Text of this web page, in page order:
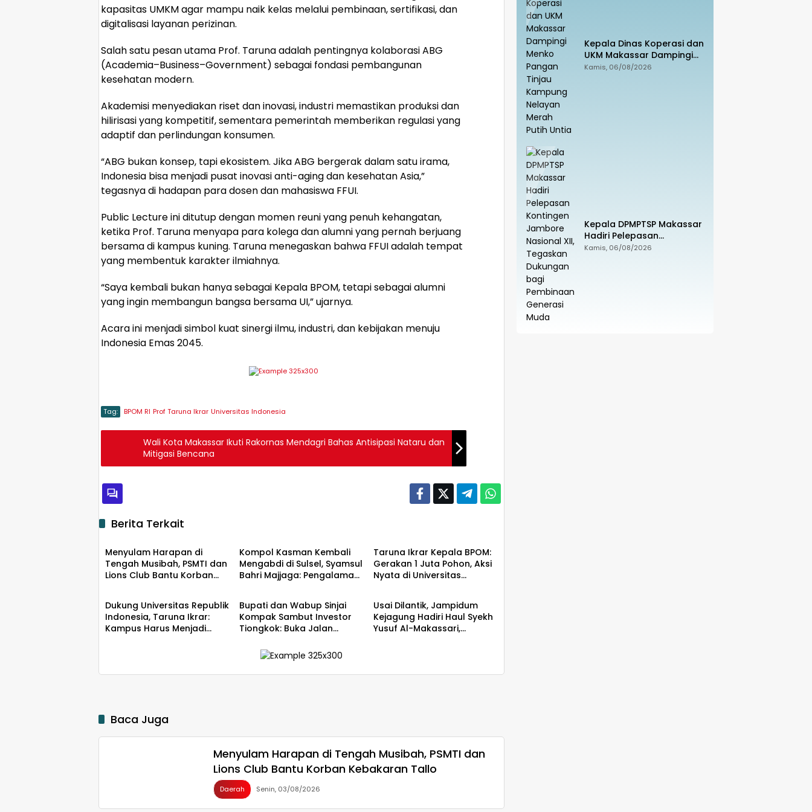
kapasitas UMKM agar mampu naik kelas melalui pembinaan, sertifikasi, dan
digitalisasi layanan perizinan.
Salah satu pesan utama Prof. Taruna adalah pentingnya kolaborasi ABG
(Academia–Business–Government) sebagai fondasi pembangunan
kesehatan modern.
Akademisi menyediakan riset dan inovasi, industri memastikan produksi dan
hilirisasi yang kompetitif, sementara pemerintah memberikan regulasi yang
adaptif dan perlindungan konsumen.
“ABG bukan konsep, tapi ekosistem. Jika ABG bergerak dalam satu irama,
Indonesia bisa menjadi pusat inovasi anti-aging dan kesehatan Asia,”
tegasnya di hadapan para dosen dan mahasiswa FFUI.
Public Lecture ini ditutup dengan momen reuni yang penuh kehangatan,
ketika Prof. Taruna menyapa para kolega dan alumni yang pernah berjuang
bersama di kampus kuning. Taruna menegaskan bahwa FFUI adalah tempat
yang membentuk karakter ilmiahnya.
“Saya kembali bukan hanya sebagai Kepala BPOM, tetapi sebagai alumni
yang ingin membangun bangsa bersama UI,” ujarnya.
Acara ini menjadi simbol kuat sinergi ilmu, industri, dan kebijakan menuju
Indonesia Emas 2045.
Tag: BPOM RI Prof Taruna Ikrar Universitas Indonesia
Wali Kota Makassar Ikuti Rakornas Mendagri Bahas Antisipasi Nataru dan
Mitigasi Bencana
Berita Terkait
Daerah
Menyulam Harapan di
Tengah Musibah, PSMTI dan
Lions Club Bantu Korban
Kompol Kasman Kembali
Mengabdi di Sulsel, Syamsul
Bahri Majjaga: Pengalaman
Taruna Ikrar Kepala BPOM:
Gerakan 1 Juta Pohon, Aksi
Nyata di Universitas
Daerah
Dukung Universitas Republik
Indonesia, Taruna Ikrar:
Kampus Harus Menjadi
2045
Daerah
Bupati dan Wabup Sinjai
Kompak Sambut Investor
Tiongkok: Buka Jalan
Daerah
Usai Dilantik, Jampidum
Kejagung Hadiri Haul Syekh
Yusuf Al-Makassari,
Baca Juga
Menyulam Harapan di Tengah Musibah, PSMTI dan
Lions Club Bantu Korban Kebakaran Tallo
Daerah Senin, 03/08/2026
Kepala Dinas Koperasi dan
UKM Makassar Dampingi
Menko Pangan Tinjau
Kamis, 06/08/2026
Kepala DPMPTSP Makassar
Hadiri Pelepasan
Kontingen Jambore
Kamis, 06/08/2026